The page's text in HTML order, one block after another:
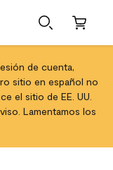
de cuenta,
sitio en español no
el sitio de EE. UU.
Lamentamos los